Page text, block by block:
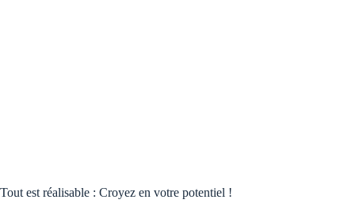
Tout est réalisable : Croyez en votre potentiel !